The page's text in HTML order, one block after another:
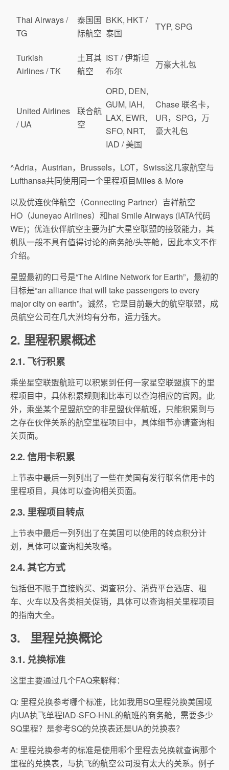
Thai Airways /
TG
泰国国
际航空
BKK, HKT /
泰国
TYP, SPG
Turkish
Airlines / TK
土耳其
航空
IST / 伊斯坦
布尔
万豪大礼包
United Airlines
/ UA
联合航
空
ORD, DEN,
GUM, IAH,
LAX, EWR,
SFO, NRT,
IAD / 美国
Chase 联名卡，
UR，SPG，万
豪大礼包
^Adria，Austrian，Brussels，LOT，Swiss这几家航空与
Lufthansa共同使用同一个里程项目Miles & More
以及优连伙伴航空（Connecting Partner）吉祥航空
HO（Juneyao Airlines）和hai Smile Airways (IATA代码
WE)；优连伙伴航空主要为扩大星空联盟的接驳能力，其
机队一般不具有值得讨论的商务舱/头等舱，因此本文不作
介绍。
星盟最初的口号是“The Airline Network for Earth”，最初的
目标是“an alliance that will take passengers to every
major city on earth”。诚然，它是目前最大的航空联盟，成
员航空公司在几大洲均有分布，运力强大。
2. 里程积累概述
2.1. 飞行积累
乘坐星空联盟航班可以积累到任何一家星空联盟旗下的里
程项目中，具体积累规则和比率可以查询相应的官网。此
外，乘坐某个星盟航空的非星盟伙伴航班，只能积累到与
之存在伙伴关系的航空里程项目中，具体细节亦请查询相
关页面。
2.2. 信用卡积累
上节表中最后一列列出了一些在美国有发行联名信用卡的
里程项目，具体可以查询相关页面。
2.3. 里程项目转点
上节表中最后一列列出了在美国可以使用的转点积分计
划，具体可以查询相关攻略。
2.4. 其它方式
包括但不限于直接购买、调查积分、消费平台酒店、租
车、火车以及各类相关促销，具体可以查询相关里程项目
的指南大全。
3. 里程兑换概论
3.1. 兑换标准
这里主要通过几个FAQ来解释：
Q: 里程兑换参考哪个标准，比如我用SQ里程兑换美国境
内UA执飞单程IAD-SFO-HNL的航班的商务舱，需要多少
SQ里程？是参考SQ的兑换表还是UA的兑换表？
A: 里程兑换参考的标准是使用哪个里程去兑换就查询那个
里程的兑换表，与执飞的航空公司没有太大的关系。例子